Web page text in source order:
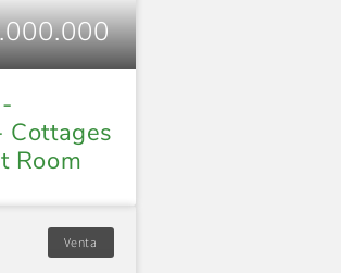
Cottages
Room
Venta